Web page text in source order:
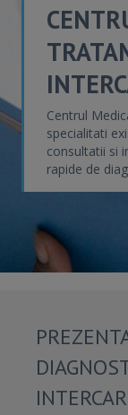
Centrul
specialitati
consultatii si
rapide de